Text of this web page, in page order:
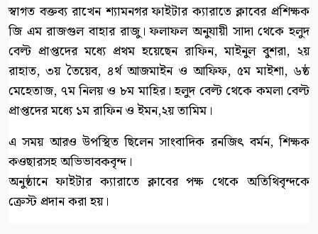
স্বাগত বক্তব্য রাখেন শ্যামনগর ফাইটার ক্যারাতে ক্লাবের প্রশিক্ষক
জি এম রাজগুল বাহার রাজু। ফলাফল অনুযায়ী সাদা থেকে হলুদ
বেল্ট প্রাপ্তদের মধ্যে প্রথম হয়েছেন রাফিন, মাইনুল বুশরা, ২য়
রাহাত, ৩য় তৈয়েব, ৪র্থ আজমাইন ও আফিফ, ৫ম মাইশা, ৬ষ্ঠ
মেহেতাজ, ৭ম নিলয় ও ৮ম মাহির। হলুদ বেল্ট থেকে কমলা বেল্ট
প্রাপ্তদের মধ্যে ১ম রাফিন ও ইমন,২য় তামিম।
এ সময় আরও উপস্থিত ছিলেন সাংবাদিক রনজিৎ বর্মন, শিক্ষক
কওছারসহ অভিভাবকবৃন্দ।
অনুষ্ঠানে ফাইটার ক্যারাতে ক্লাবের পক্ষ থেকে অতিথিবৃন্দকে
ক্রেস্ট প্রদান করা হয়।